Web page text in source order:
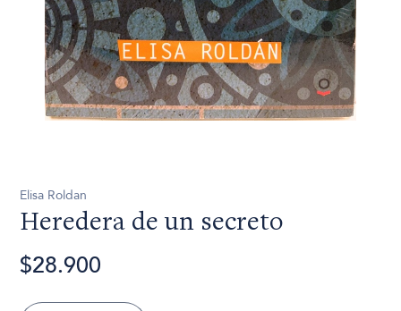
Elisa Roldan
Heredera de un secreto
$28.900